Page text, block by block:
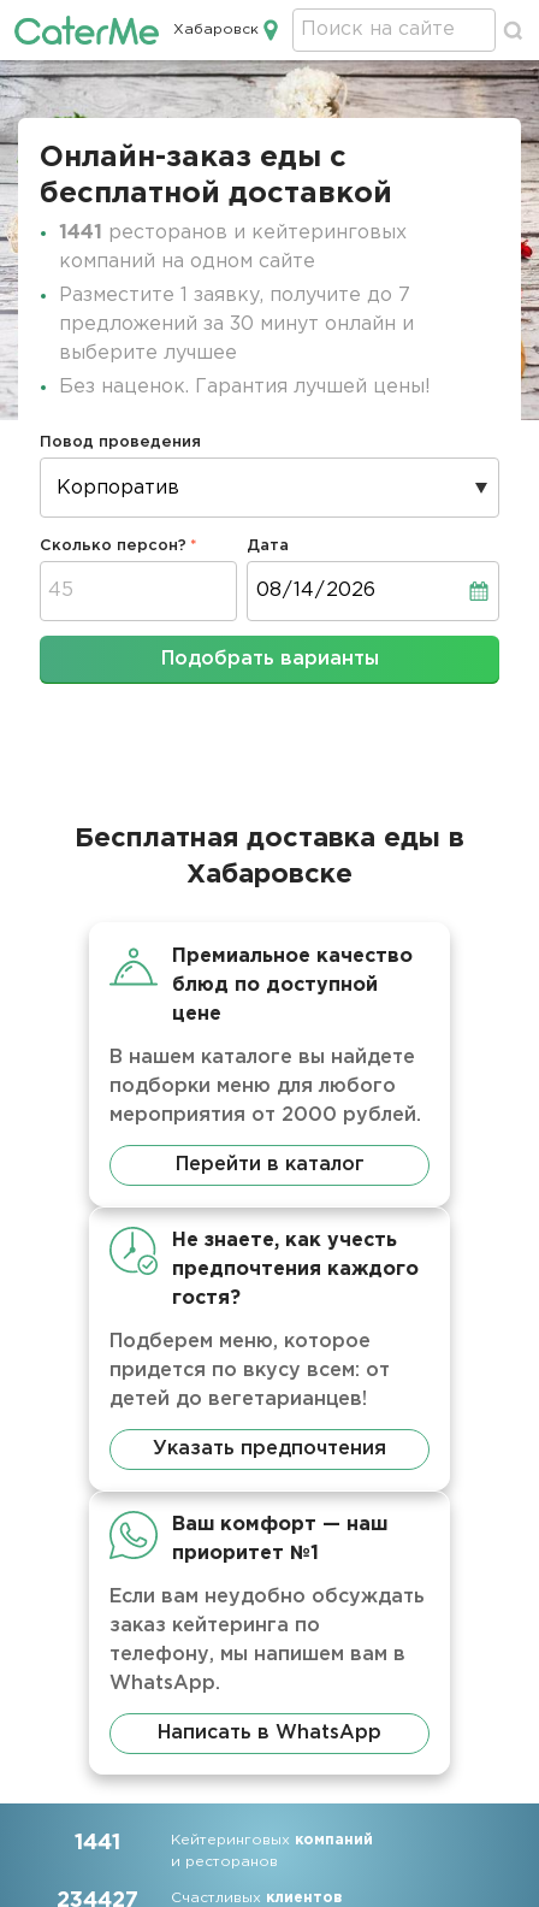
Кейтеринг в Хабаровске
Хабаровск
Строка
Онлайн-заказ еды с
бесплатной доставкой
1441
ресторанов и кейтеринговых
компаний на одном сайте
Разместите 1 заявку, получите до 7
предложений за 30 минут онлайн и
выберите лучшее
Без наценок. Гарантия лучшей цены!
Повод проведения
Сколько персон? Дата
Подобрать варианты
Бесплатная доставка еды в
Хабаровске
Премиальное качество
блюд по доступной
цене
В нашем каталоге вы найдете
подборки меню для любого
мероприятия от 2000 рублей.
Перейти в каталог
Не знаете, как учесть
предпочтения каждого
гостя?
Подберем меню, которое
придется по вкусу всем: от
детей до вегетарианцев!
Указать предпочтения
Ваш комфорт — наш
приоритет №1
Если вам неудобно обсуждать
заказ кейтеринга по
телефону, мы напишем вам в
WhatsApp.
Написать в WhatsApp
1441 Кейтеринговых компаний
и ресторанов
234427 Счастливых клиентов